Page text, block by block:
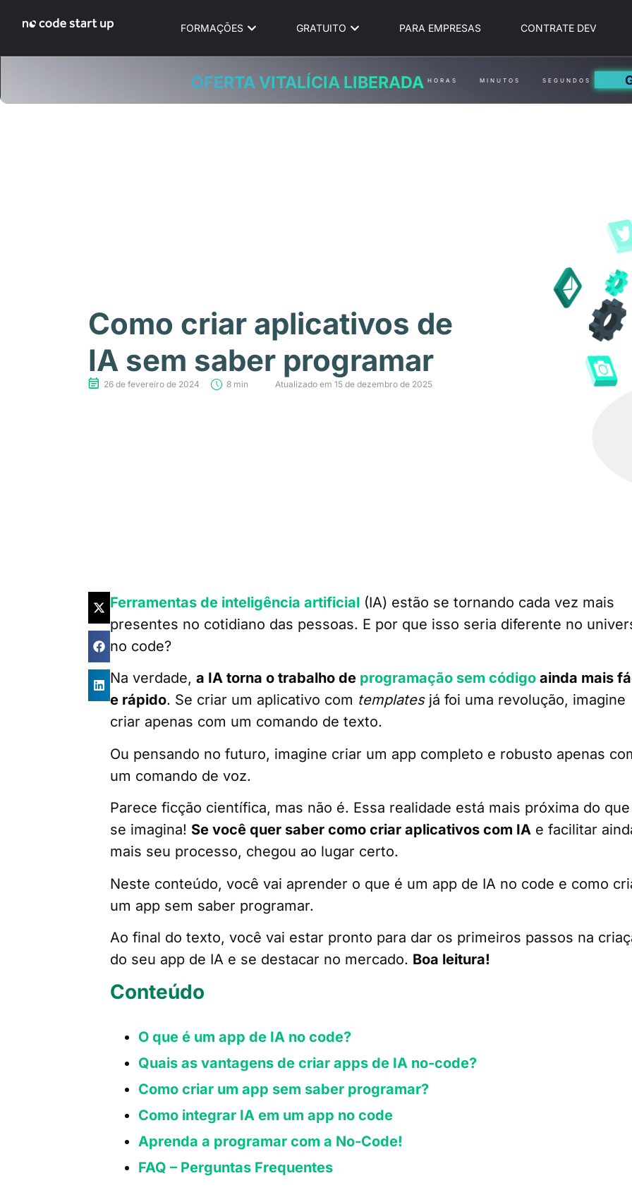
FORMAÇÕES GRATUITO PARA EMPRESAS CONTRATE DEV
OFERTA VITALÍCIA LIBERADA HORAS MINUTOS SEGUNDOS
Como criar aplicativos de
IA sem saber programar
26 de fevereiro de 2024 8 min Atualizado em 15 de dezembro de 2025
Ferramentas de inteligência artificial (IA) estão se tornando cada vez mais
presentes no cotidiano das pessoas. E por que isso seria diferente no
no code?
Na verdade,a IA torna o trabalho de programação sem código ainda mais
e rápido. Se criar um aplicativo com templatesjá foi uma revolução, imagine
criar apenas com um comando de texto.
Ou pensando no futuro, imagine criar um app completo e robusto apenas
um comando de voz.
Parece ficção científica, mas não é. Essa realidade está mais próxima do que
se imagina! Se você quer saber como criar aplicativos com IA e facilitar
mais seu processo, chegou ao lugar certo.
Neste conteúdo, você vai aprender o que é um app de IA no code e como
um app sem saber programar.
Ao final do texto, você vai estar pronto para dar os primeiros passos na
do seu app de IA e se destacar no mercado. Boa leitura!
Conteúdo
O que é um app de IA no code?
Quais as vantagens de criar apps de IA no-code?
Como criar um app sem saber programar?
Como integrar IA em um app no code
Aprenda a programar com a No-Code!
FAQ – Perguntas Frequentes